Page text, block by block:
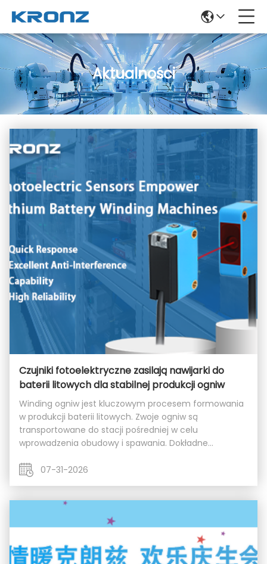
Aktualności
Czujniki fotoelektryczne zasilają nawijarki do
baterii litowych dla stabilnej produkcji ogniw
Winding ogniw jest kluczowym procesem formowania
w produkcji baterii litowych. Zwoje ogniw są
transportowane do stacji pośredniej w celu
wprowadzenia obudowy i spawania. Dokładne
jakość kolejnych etapów montażu i spawania. Czujniki
07-31-2026